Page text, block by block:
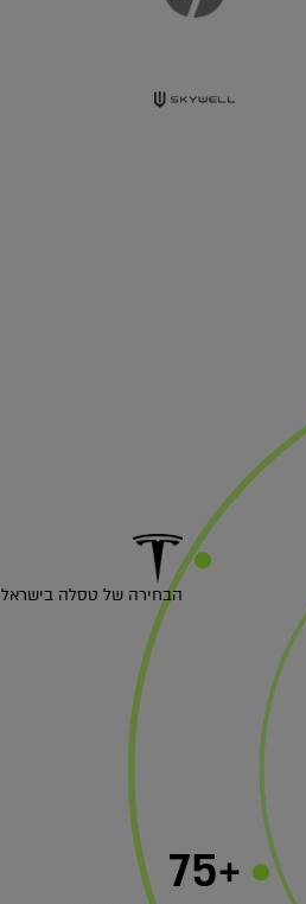
+75
הבחירה של טסלה בישראל